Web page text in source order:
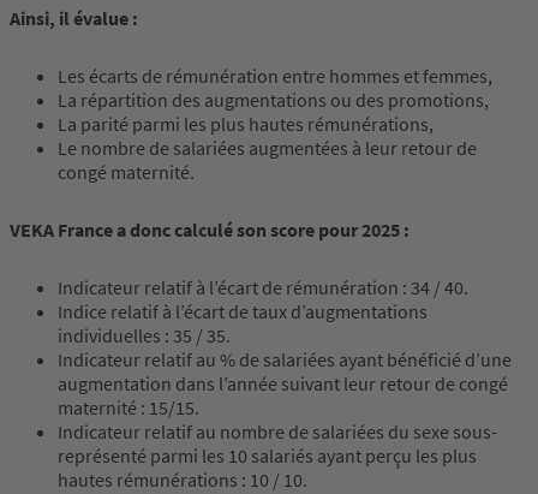
Ainsi, il évalue :
Les écarts de rémunération entre hommes et femmes,
La répartition des augmentations ou des promotions,
La parité parmi les plus hautes rémunérations,
Le nombre de salariées augmentées à leur retour de
congé maternité.
VEKA France a donc calculé son score pour 2025 :
Indicateur relatif à l’écart de rémunération : 34 / 40.
Indice relatif à l’écart de taux d’augmentations
individuelles : 35 / 35.
Indicateur relatif au % de salariées ayant bénéficié d’une
augmentation dans l’année suivant leur retour de congé
maternité : 15/15.
Indicateur relatif au nombre de salariées du sexe sous-
représenté parmi les 10 salariés ayant perçu les plus
hautes rémunérations : 10 / 10.